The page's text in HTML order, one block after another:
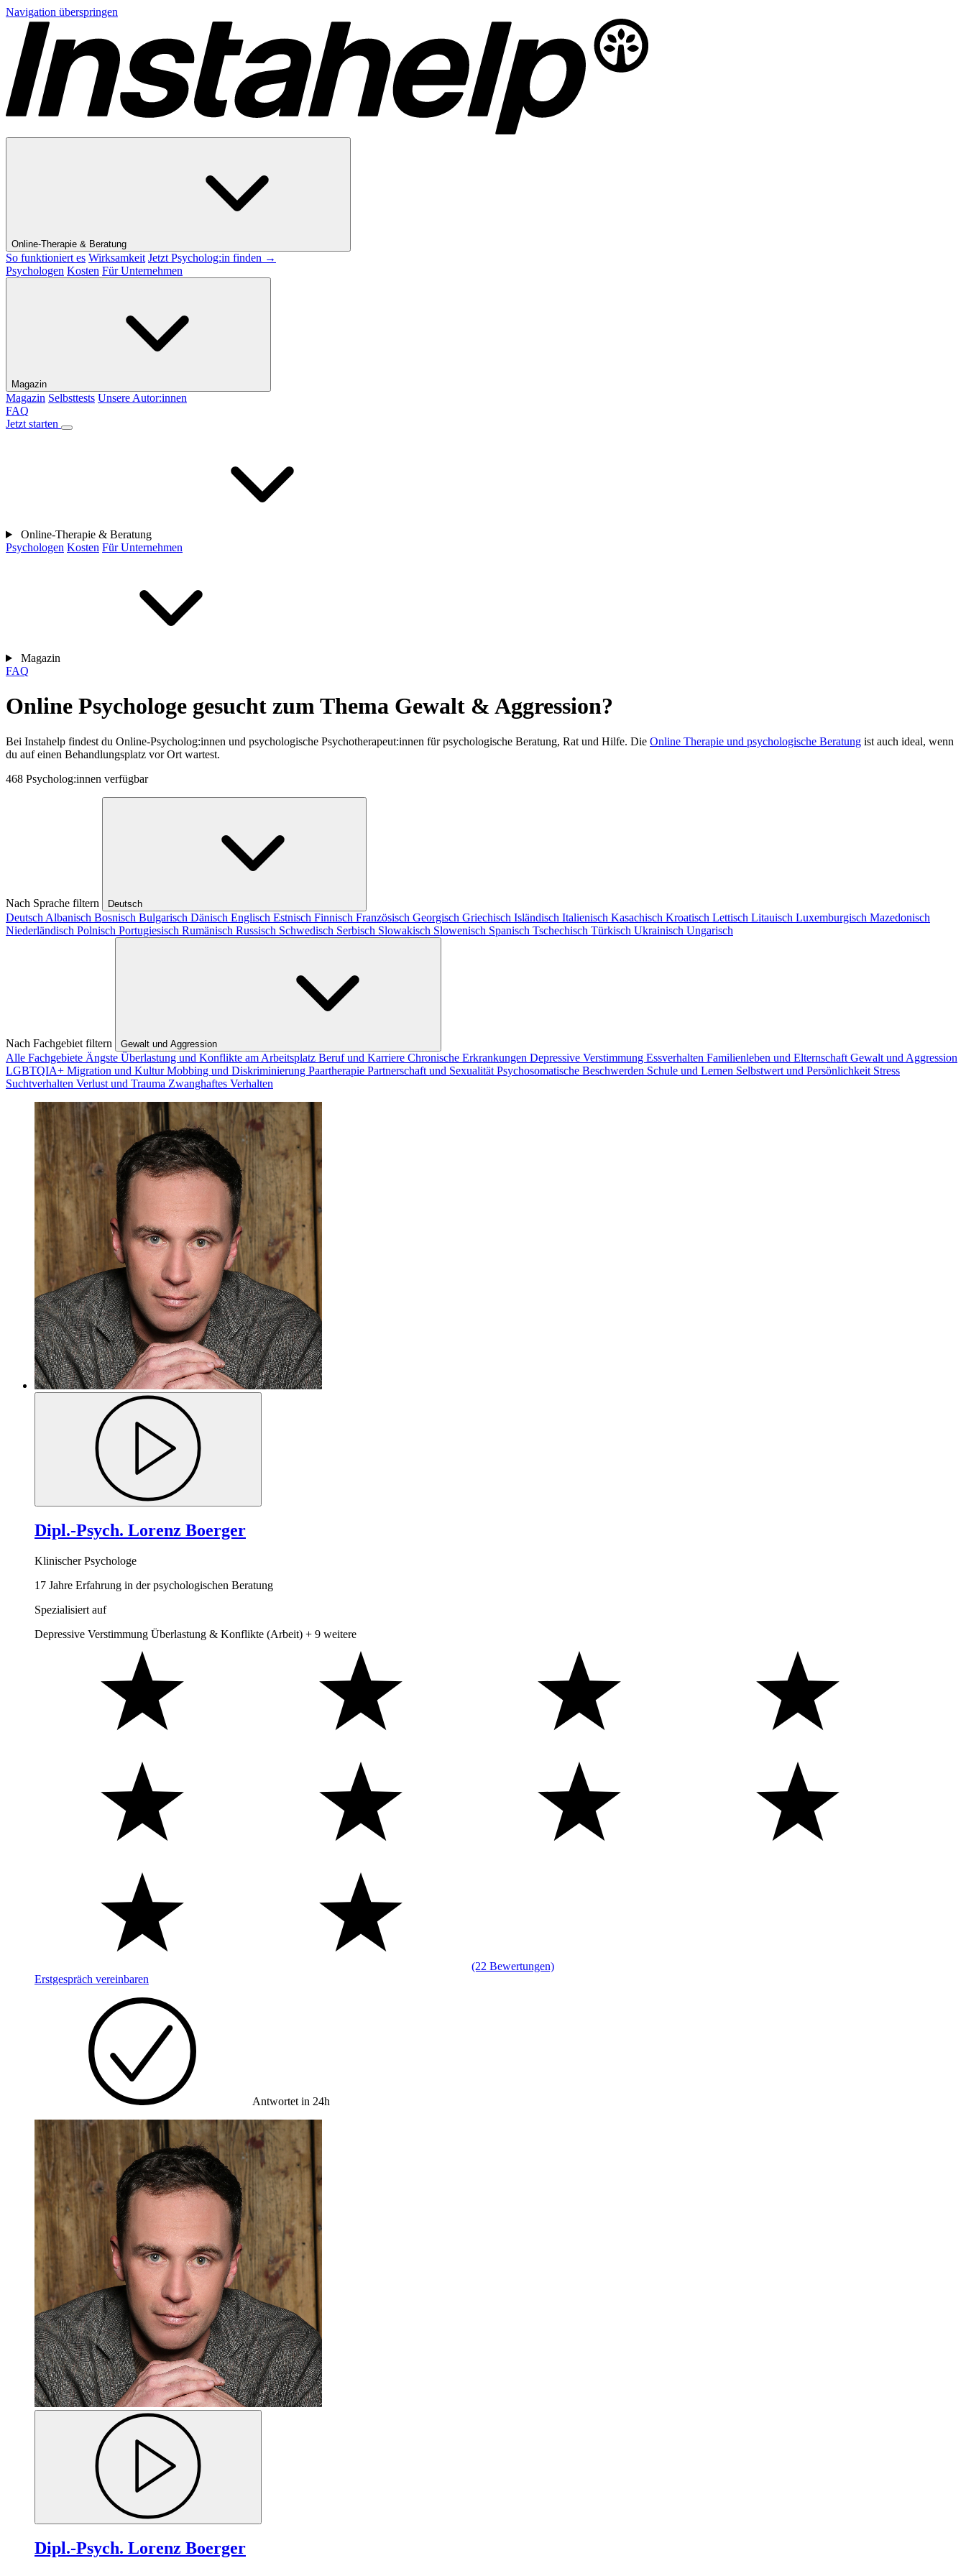
Navigation überspringen
Online-Therapie & Beratung
So funktioniert es Wirksamkeit Jetzt Psycholog:in finden →
Psychologen Kosten Für Unternehmen
Magazin
Magazin Selbsttests Unsere Autor:innen
FAQ
Jetzt starten
Online-Therapie & Beratung
Psychologen Kosten Für Unternehmen
Magazin
FAQ
Online Psychologe gesucht zum Thema Gewalt & Aggression?
Bei Instahelp findest du Online-Psycholog:innen und psychologische Psychotherapeut:innen für psychologische Beratung, Rat und Hilfe. Die Online Therapie und psychologische Beratung ist auch ideal, wenn
du auf einen Behandlungsplatz vor Ort wartest.
468 Psycholog:innen verfügbar
Nach Sprache filtern Deutsch
Deutsch Albanisch Bosnisch Bulgarisch Dänisch Englisch Estnisch Finnisch Französisch Georgisch Griechisch Isländisch Italienisch Kasachisch Kroatisch Lettisch Litauisch Luxemburgisch Mazedonisch
Niederländisch Polnisch Portugiesisch Rumänisch Russisch Schwedisch Serbisch Slowakisch Slowenisch Spanisch Tschechisch Türkisch Ukrainisch Ungarisch
Nach Fachgebiet filtern Gewalt und Aggression
Alle Fachgebiete Ängste Überlastung und Konflikte am Arbeitsplatz Beruf und Karriere Chronische Erkrankungen Depressive Verstimmung Essverhalten Familienleben und Elternschaft Gewalt und Aggression
LGBTQIA+ Migration und KulturMobbing und Diskriminierung Paartherapie Partnerschaft und Sexualität Psychosomatische Beschwerden Schule und Lernen Selbstwert und Persönlichkeit Stress
Suchtverhalten Verlust und Trauma Zwanghaftes Verhalten
Dipl.-Psych. Lorenz Boerger
Klinischer Psychologe
17 Jahre Erfahrung in der psychologischen Beratung
Spezialisiert auf
Depressive Verstimmung Überlastung & Konflikte (Arbeit) + 9 weitere
(22 Bewertungen)
Erstgespräch vereinbaren
Antwortet in 24h
Dipl.-Psych. Lorenz Boerger